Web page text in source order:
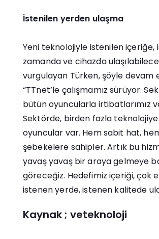
İstenilen yerden ulaşma
Yeni teknolojiyle istenilen içeriğe,
zamanda ve cihazda
vurgulayan Türken, şöyle devam
“TTnet’le çalışmamız sürüyor.
bütün oyuncularla irtibatlarımız
Sektörde, birden fazla
oyuncular var. Hem sabit hat,
şebekelere sahipler. Artık bu
yavaş yavaş bir araya gelmeye
göreceğiz. Hedefimiz içeriği, çok
istenen yerde, istenen kalitede
Kaynak ; veteknoloji